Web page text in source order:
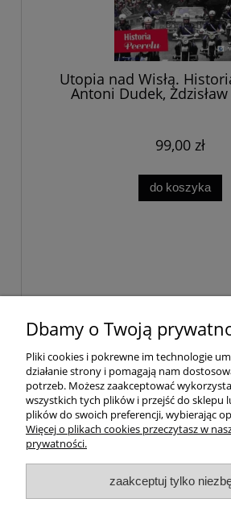
Utopia nad Wisłą.
Antoni Dudek,
99,00 zł
do koszyka
Pomoc
Dostawa
Moje konto
O firmie
Dbamy o Twoją
Pliki cookies i pokrewne im technologie
działanie strony i pomagają nam
potrzeb. Możesz zaakceptować
wszystkich tych plików i przejść do sklepu
plików do swoich preferencji, wybierając
Więcej o plikach cookies przeczytasz w
prywatności.
zaakceptuj tylko